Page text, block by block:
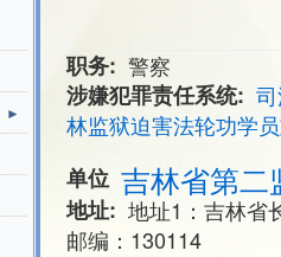
职务
警察
涉嫌犯罪责任系统
林监狱迫害法轮功学
单位 吉林省第二
地址
地址1：吉林省
邮编：130114